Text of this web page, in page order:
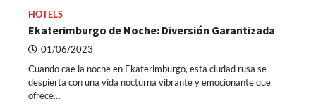
HOTELS
Ekaterimburgo de Noche: Diversión Garantizada
01/06/2023
Cuando cae la noche en Ekaterimburgo, esta ciudad rusa se
despierta con una vida nocturna vibrante y emocionante que
ofrece…